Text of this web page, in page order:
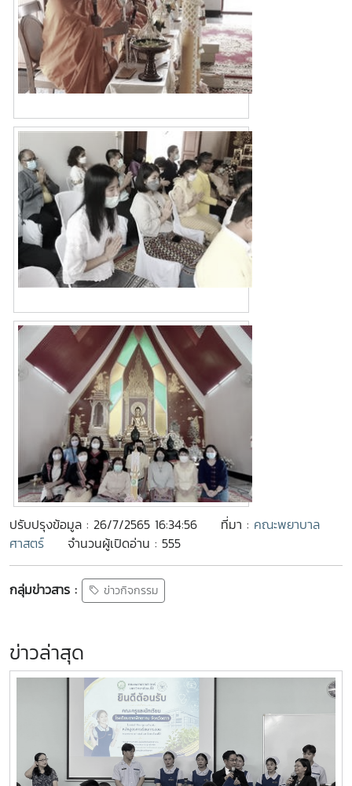
ปรับปรุงข้อมูล : 26/7/2565 16:34:56 ที่มา : คณะพยาบาล
ศาสตร์
จำนวนผู้เปิดอ่าน : 555
กลุ่มข่าวสาร : ข่าวกิจกรรม
ข่าวล่าสุด